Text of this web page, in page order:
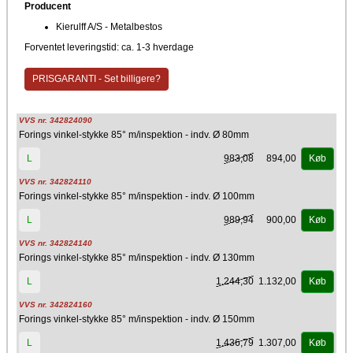
Producent
Kierulff A/S - Metalbestos
Forventet leveringstid: ca. 1-3 hverdage
PRISGARANTI - Set billigere?
VVS nr. 342824090
Forings vinkel-stykke 85° m/inspektion - indv. Ø 80mm
L 983,08 894,00 Køb
VVS nr. 342824110
Forings vinkel-stykke 85° m/inspektion - indv. Ø 100mm
L 989,94 900,00 Køb
VVS nr. 342824140
Forings vinkel-stykke 85° m/inspektion - indv. Ø 130mm
L 1.244,30 1.132,00 Køb
VVS nr. 342824160
Forings vinkel-stykke 85° m/inspektion - indv. Ø 150mm
L 1.436,79 1.307,00 Køb